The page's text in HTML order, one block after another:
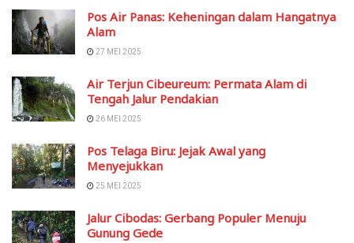
Pos Air Panas: Keheningan dalam Hangatnya
Alam
27 MEI 2025
Air Terjun Cibeureum: Permata Alam di
Tengah Jalur Pendakian
26 MEI 2025
Pos Telaga Biru: Jejak Awal yang
Menyejukkan
25 MEI 2025
Jalur Cibodas: Gerbang Populer Menuju
Gunung Gede